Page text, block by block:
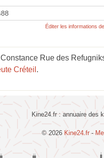
Éditer les informations
Rue des
Créteil .
Kine24.fr : annuaire des
© 2026 Kine24.fr -